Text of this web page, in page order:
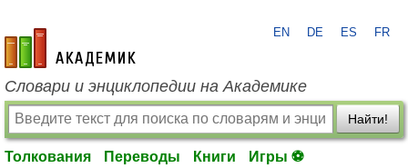
academic.ru
EN DE ES FR
Словари и энциклопедии на Академике
Найти!
Толкования Переводы Книги Игры ⚽